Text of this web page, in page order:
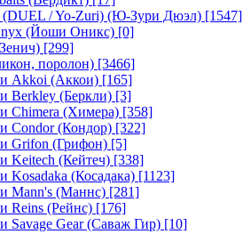
(DUEL / Yo-Zuri) (Ю-Зури Дюэл) [1547]
(Йоши Оникс) [0]
[299]
поролон) [3466]
Akkoi (Аккои) [165]
Berkley (Беркли) [3]
Chimera (Химера) [358]
Condor (Кондор) [322]
Grifon (Грифон) [5]
Keitech (Кейтеч) [338]
Kosadaka (Косадака) [1123]
Mann's (Маннс) [281]
Reins (Рейнс) [176]
Savage Gear (Саваж Гир) [10]